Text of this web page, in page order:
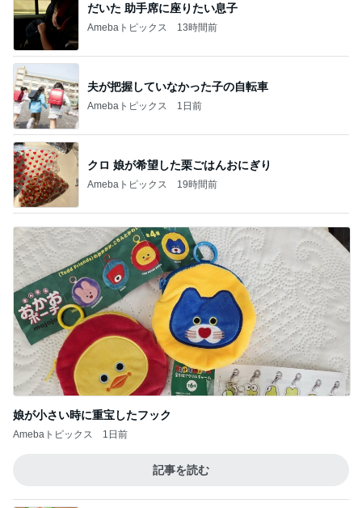
だいた 助手席に座りたい息子
Amebaトピックス 13時間前
夫が把握していなかった子の自転車
Amebaトピックス 1日前
クロ 娘が希望した栗ごはんおにぎり
Amebaトピックス 19時間前
娘が小さい時に重宝したフック
Amebaトピックス 1日前
記事を読む